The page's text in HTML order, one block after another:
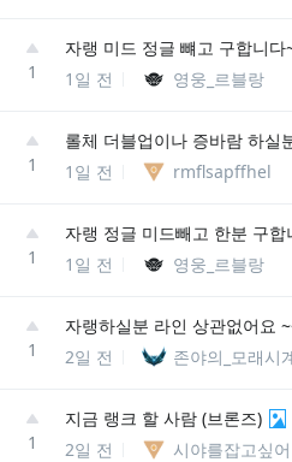
1
자랭 미드 정글 뺴고 구합니다
1일 전
영웅_르블랑
1
롤체 더블업이나 증바람 하실
1일 전
rmflsapffhel
1
자랭 정글 미드빼고 한분 구합
1일 전
영웅_르블랑
1
자랭하실분 라인 상관없어요
2일 전
존야의_모래시
1
지금 랭크 할 사람 (브론즈)
2일 전
시야를잡고싶어